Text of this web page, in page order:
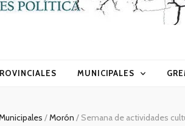
MUNICIPALES
/Morón / Semana de actividades